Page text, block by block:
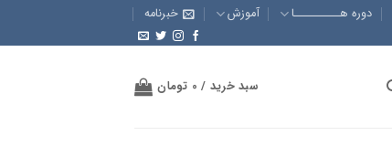
دوره هــــــــــا آموزش خبرنامه
سبد خرید / 0 تومان